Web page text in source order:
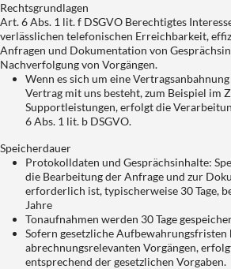
Rechtsgrundlagen
Art. 6 Abs. 1 lit. f DSGVO Berechtigtes
verlässlichen telefonischen Erreichbarkeit,
Anfragen und Dokumentation von
Nachverfolgung von Vorgängen.
Wenn es sich um eine
Vertrag mit uns besteht, zum Beispiel im
Supportleistungen, erfolgt die
6 Abs. 1 lit. b DSGVO.
Speicherdauer
Protokolldaten und Gesprächsinhalte:
die Bearbeitung der Anfrage und zur
erforderlich ist, typischerweise 30 Tage,
Jahre
Tonaufnahmen werden 30 Tage
Sofern gesetzliche Aufbewahrungsfristen
abrechnungsrelevanten Vorgängen,
entsprechend der gesetzlichen Vorgaben.